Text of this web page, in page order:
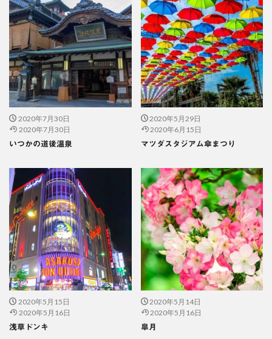
2020年7月30日
2020年7月30日
いつかの道後温泉
2020年5月29日
2020年6月15日
マツダスタジアム傘まつり
2020年5月15日
2020年5月16日
浅草ドンキ
2020年5月14日
2020年5月16日
皐月